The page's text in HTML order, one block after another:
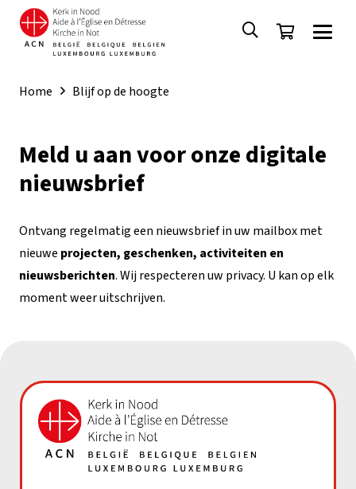
Home Blijf op de hoogte
Meld u aan voor onze digitale
nieuwsbrief
Ontvang regelmatig een nieuwsbrief in uw mailbox met
nieuwe projecten, geschenken, activiteiten en
nieuwsberichten. Wij respecteren uw privacy. U kan op elk
moment weer uitschrijven.